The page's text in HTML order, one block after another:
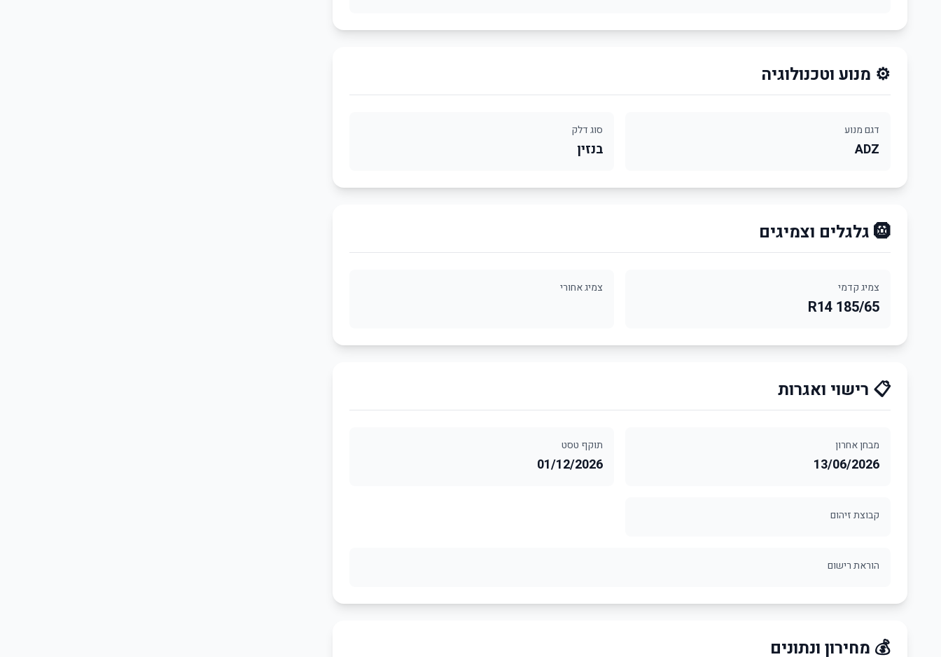
⚙️ מנוע וטכנולוגיה
דגם מנוע
ADZ
סוג דלק
בנזין
🛞 גלגלים וצמיגים
צמיג קדמי
185/65 R14
צמיג אחורי
📋 רישוי ואגרות
מבחן אחרון
13/06/2026
תוקף טסט
01/12/2026
קבוצת זיהום
הוראת רישום
💰 מחירון ונתונים